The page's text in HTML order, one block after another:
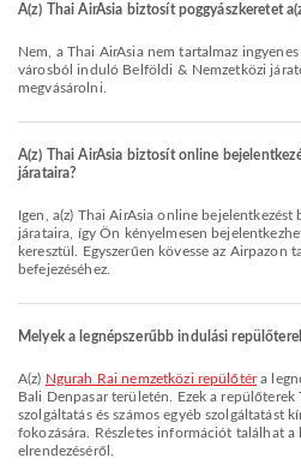
A(z) Thai AirAsia biztosít poggyászkeretet
Nem, a Thai AirAsia nem tartalmaz ingyenes poggyászt a Bali Denpasar
városból induló Belföldi & Nemzetközi
megvásárolni.
A(z) Thai AirAsia biztosít online
járataira?
Igen, a(z) Thai AirAsia online bejelentkezést biztosít a(z) Bali Denpasar induló
járataira, így Ön kényelmesen
keresztül. Egyszerűen kövesse az Airpazon
befejezéséhez.
Melyek a legnépszerűbb indulási
A(z) Ngurah Rai nemzetközi repülőtéra
Bali Denpasar területén. Ezek a repülőterek
szolgáltatás és számos egyéb szolgáltatást
fokozására. Részletes információt találhat
elrendezéséről.